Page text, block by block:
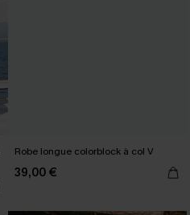
Robe longue colorblock à col V
39,00 €